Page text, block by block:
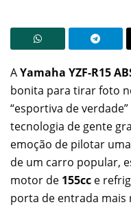
AYamaha YZF-R15
bonita para tirar foto
“esportiva de
tecnologia de gente
emoção de pilotar
de um carro popular,
motor de 155cc e
porta de entrada mais